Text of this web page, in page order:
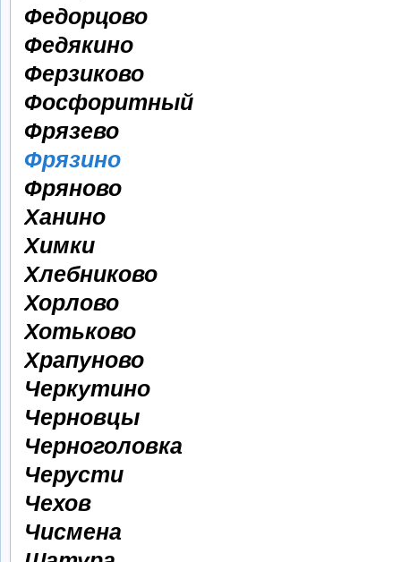
Федорцово
Федякино
Ферзиково
Фосфоритный
Фрязево
Фрязино
Фряново
Ханино
Химки
Хлебниково
Хорлово
Хотьково
Храпуново
Черкутино
Черновцы
Черноголовка
Черусти
Чехов
Чисмена